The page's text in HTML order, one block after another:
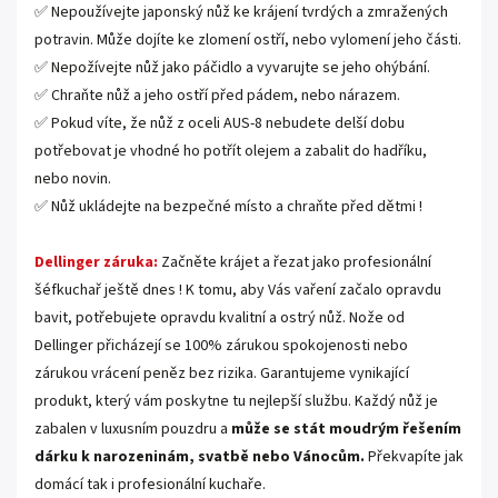
✅ Nepoužívejte japonský nůž ke krájení tvrdých a zmražených
potravin. Může dojíte ke zlomení ostří, nebo vylomení jeho části.
✅ Nepožívejte nůž jako páčidlo a vyvarujte se jeho ohýbání.
✅ Chraňte nůž a jeho ostří před pádem, nebo nárazem.
✅ Pokud víte, že nůž z oceli AUS-8 nebudete delší dobu
potřebovat je vhodné ho potřít olejem a zabalit do hadříku,
nebo novin.
✅ Nůž ukládejte na bezpečné místo a chraňte před dětmi !
Dellinger záruka: Začněte krájet a řezat jako profesionální
šéfkuchař ještě dnes ! K tomu, aby Vás vaření začalo opravdu
bavit, potřebujete opravdu kvalitní a ostrý nůž. Nože od
Dellinger přicházejí se 100% zárukou spokojenosti nebo
zárukou vrácení peněz bez rizika. Garantujeme vynikající
produkt, který vám poskytne tu nejlepší službu. Každý nůž je
zabalen v luxusním pouzdru a může se stát moudrým řešením
dárku k narozeninám, svatbě nebo Vánocům. Překvapíte jak
domácí tak i profesionální kuchaře.